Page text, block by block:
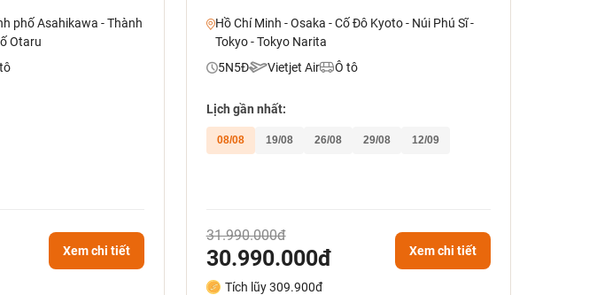
phố Asahikawa - Thành
Otaru
Xem chi tiết
Hồ Chí Minh - Osaka - Cố Đô Kyoto - Núi Phú Sĩ -
Tokyo - Tokyo Narita
5N5Đ
Vietjet Air Ô tô
Lịch gần nhất:
08/08 19/08 26/08 29/08 12/09
31.990.000đ
30.990.000đ Xem chi tiết
Tích lũy 309.900đ